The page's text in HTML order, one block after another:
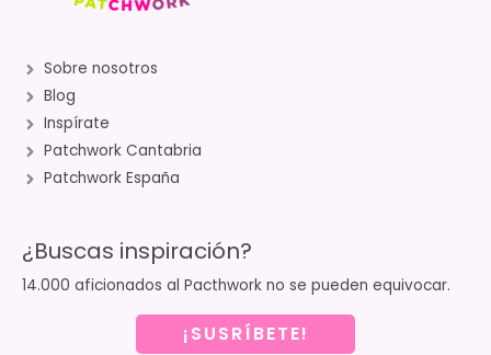
Sobre nosotros
Blog
Inspírate
Patchwork Cantabria
Patchwork España
¿Buscas inspiración?
14.000 aficionados al Pacthwork no se pueden equivocar.
¡SUSRÍBETE!